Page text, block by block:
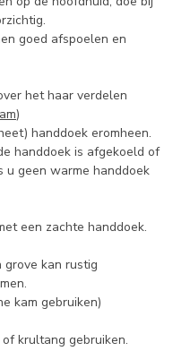
goed afspoelen en
het haar verdelen
)
handdoek eromheen.
handdoek is afgekoeld of
u geen warme handdoek
een zachte handdoek.
kan rustig
kam gebruiken)
krultang gebruiken.